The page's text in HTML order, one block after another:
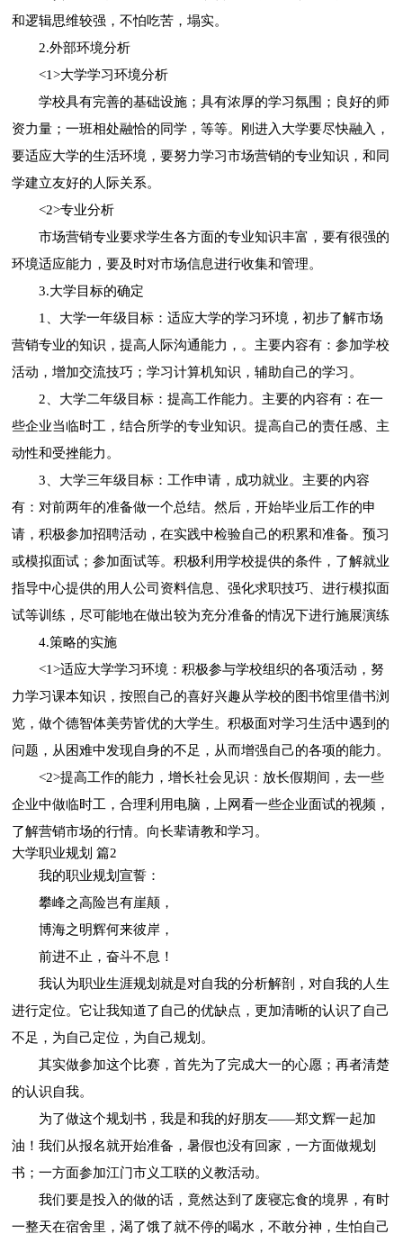
和逻辑思维较强，不怕吃苦，塌实。
2.外部环境分析
<1>大学学习环境分析
学校具有完善的基础设施；具有浓厚的学习氛围；良好的师
资力量；一班相处融恰的同学，等等。刚进入大学要尽快融入，
要适应大学的生活环境，要努力学习市场营销的专业知识，和同
学建立友好的人际关系。
<2>专业分析
市场营销专业要求学生各方面的专业知识丰富，要有很强的
环境适应能力，要及时对市场信息进行收集和管理。
3.大学目标的确定
1、大学一年级目标：适应大学的学习环境，初步了解市场
营销专业的知识，提高人际沟通能力，。主要内容有：参加学校
活动，增加交流技巧；学习计算机知识，辅助自己的学习。
2、大学二年级目标：提高工作能力。主要的内容有：在一
些企业当临时工，结合所学的专业知识。提高自己的责任感、主
动性和受挫能力。
3、大学三年级目标：工作申请，成功就业。主要的内容
有：对前两年的准备做一个总结。然后，开始毕业后工作的申
请，积极参加招聘活动，在实践中检验自己的积累和准备。预习
或模拟面试；参加面试等。积极利用学校提供的条件，了解就业
指导中心提供的用人公司资料信息、强化求职技巧、进行模拟面
试等训练，尽可能地在做出较为充分准备的情况下进行施展演练
4.策略的实施
<1>适应大学学习环境：积极参与学校组织的各项活动，努
力学习课本知识，按照自己的喜好兴趣从学校的图书馆里借书浏
览，做个德智体美劳皆优的大学生。积极面对学习生活中遇到的
问题，从困难中发现自身的不足，从而增强自己的各项的能力。
<2>提高工作的能力，增长社会见识：放长假期间，去一些
企业中做临时工，合理利用电脑，上网看一些企业面试的视频，
了解营销市场的行情。向长辈请教和学习。
大学职业规划 篇2
我的职业规划宣誓：
攀峰之高险岂有崖颠，
博海之明辉何来彼岸，
前进不止，奋斗不息！
我认为职业生涯规划就是对自我的分析解剖，对自我的人生
进行定位。它让我知道了自己的优缺点，更加清晰的认识了自己
不足，为自己定位，为自己规划。
其实做参加这个比赛，首先为了完成大一的心愿；再者清楚
的认识自我。
为了做这个规划书，我是和我的好朋友——郑文辉一起加
油！我们从报名就开始准备，暑假也没有回家，一方面做规划
书；一方面参加江门市义工联的义教活动。
我们要是投入的做的话，竟然达到了废寝忘食的境界，有时
一整天在宿舍里，渴了饿了就不停的喝水，不敢分神，生怕自己